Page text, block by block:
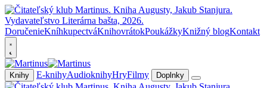
DoručenieKníhkupectváKnihovrátokPoukážkyKnižný blogKontakt
Knihy E-knihyAudioknihyHryFilmy Doplnky